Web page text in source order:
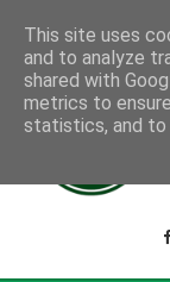
This site uses
and to analyze
shared with
metrics to
statistics, and to